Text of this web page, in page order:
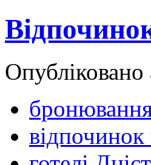
відпочинок